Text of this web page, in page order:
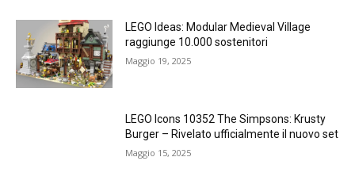
LEGO Ideas: Modular Medieval Village
raggiunge 10.000 sostenitori
Maggio 19, 2025
LEGO Icons 10352 The Simpsons: Krusty
Burger – Rivelato ufficialmente il nuovo set
Maggio 15, 2025